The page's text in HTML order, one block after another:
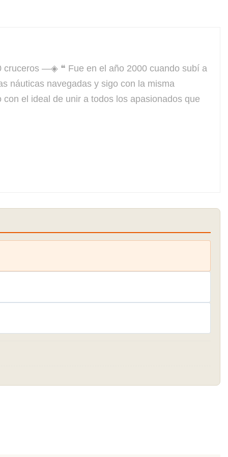
cruceros —◈ ❝ Fue en el año 2000 cuando subí a
náuticas navegadas y sigo con la misma
el ideal de unir a todos los apasionados que